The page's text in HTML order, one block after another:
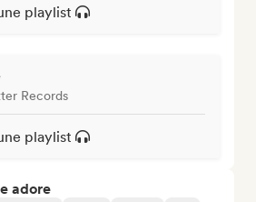
playlist
Records
playlist
adore